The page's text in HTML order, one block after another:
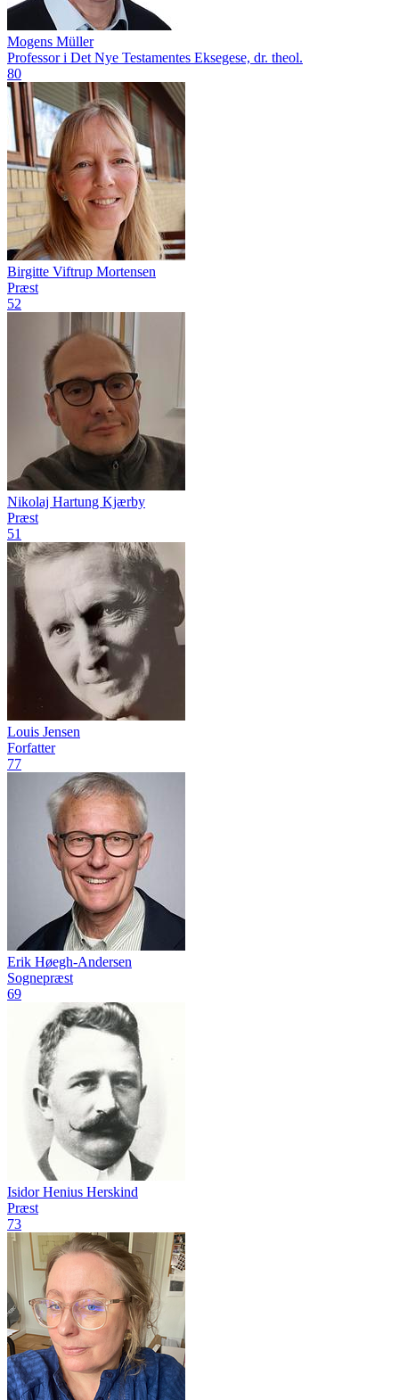
Mogens Müller
Professor i Det Nye Testamentes Eksegese, dr. theol.
80
Birgitte Viftrup Mortensen
Præst
52
Nikolaj Hartung Kjærby
Præst
51
Louis Jensen
Forfatter
77
Erik Høegh-Andersen
Sognepræst
69
Isidor Henius Herskind
Præst
73